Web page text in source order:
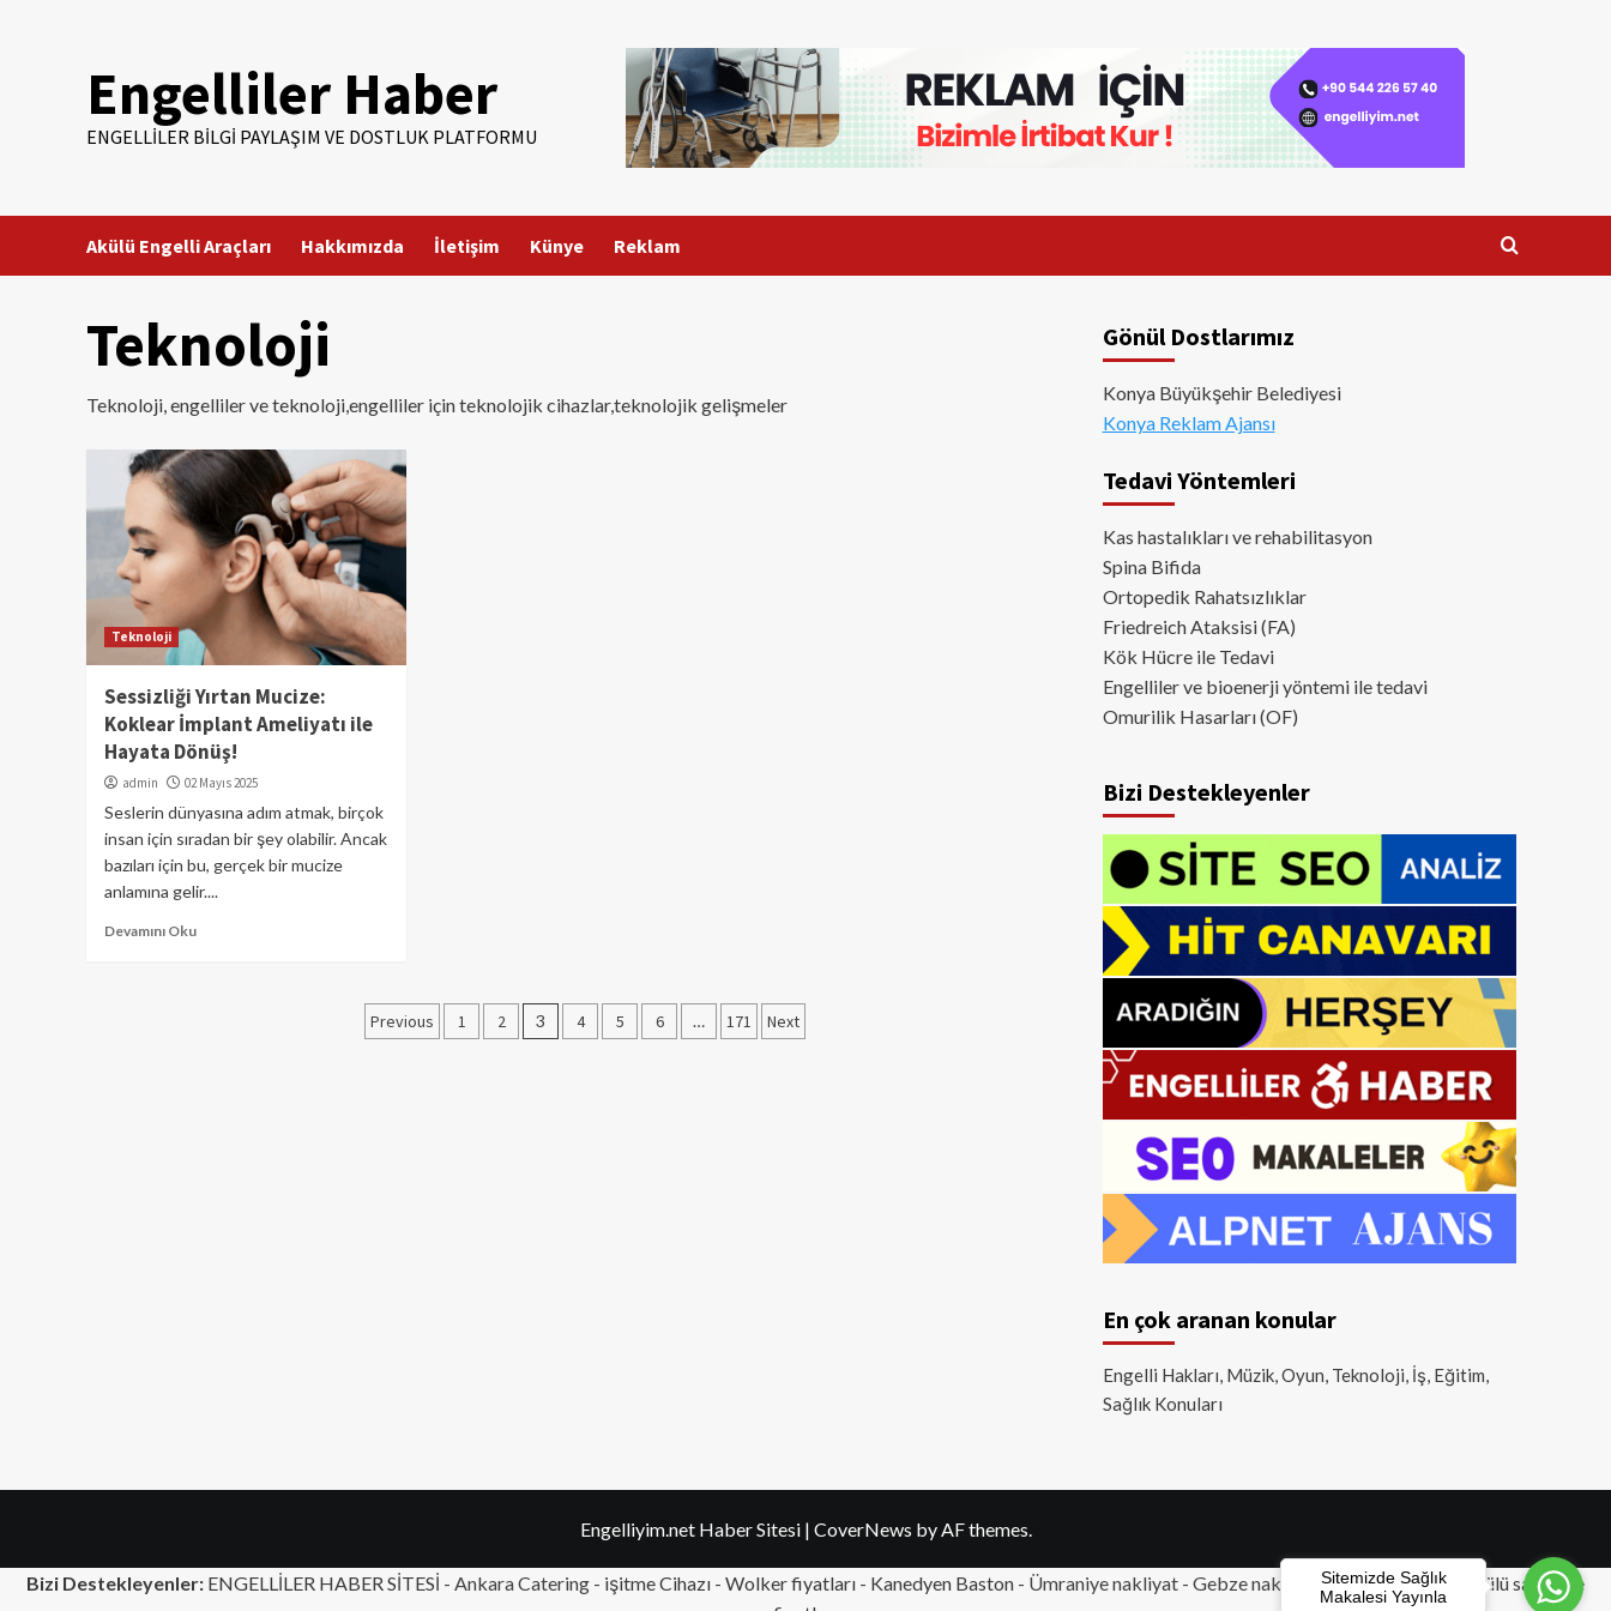
Engelliler Haber
ENGELLILER BILGI PAYLAŞIM VE DOSTLUK PLATFORMU
Akülü Engelli Araçları Hakkımızda İletişim Künye Reklam
Teknoloji
Teknoloji, engelliler ve teknoloji,engelliler için teknolojik cihazlar,teknolojik gelişmeler
Teknoloji
Sessizliği Yırtan Mucize:
Koklear İmplant Ameliyatı ile
Hayata Dönüş!
admin 02 Mayıs 2025
Seslerin dünyasına adım atmak, birçok
insan için sıradan bir şey olabilir. Ancak
bazıları için bu, gerçek bir mucize
anlamına gelir....
Devamını Oku
Yazı
Previous 1 2 3 4 5 6 … 171 Next
Gönül Dostlarımız
Konya Büyükşehir Belediyesi
Konya Reklam Ajansı
Tedavi Yöntemleri
Kas hastalıkları ve rehabilitasyon
Spina Bifida
Ortopedik Rahatsızlıklar
Friedreich Ataksisi (FA)
Kök Hücre ile Tedavi
Engelliler ve bioenerji yöntemi ile tedavi
Omurilik Hasarları (OF)
Bizi Destekleyenler
En çok aranan konular
Engelli Hakları, Müzik, Oyun, Teknoloji, İş, Eğitim,
Sağlık Konuları
Engelliyim.net Haber Sitesi | CoverNews by AF themes.
Bizi Destekleyenler: ENGELLİLER HABER SİTESİ - Ankara Catering - işitme Cihazı - Wolker fiyatları - Kanedyen Baston - Ümraniye nakliyat - Gebze nakliyat -Tuzla nakliyat - Akülü sandalye
Sitemizde Sağlık
Makalesi Yayınla